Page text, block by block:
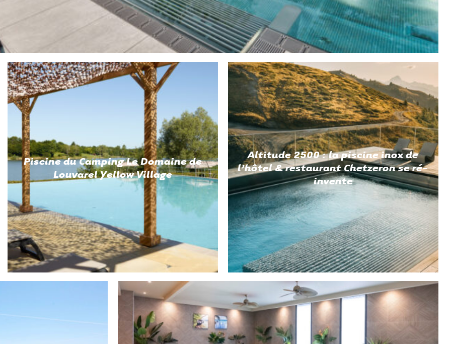
Piscine du Camping Le Domaine de
Louvarel Yellow Village
Altitude 2500 : la piscine inox de
l’hôtel & restaurant Chetzeron se ré-
invente